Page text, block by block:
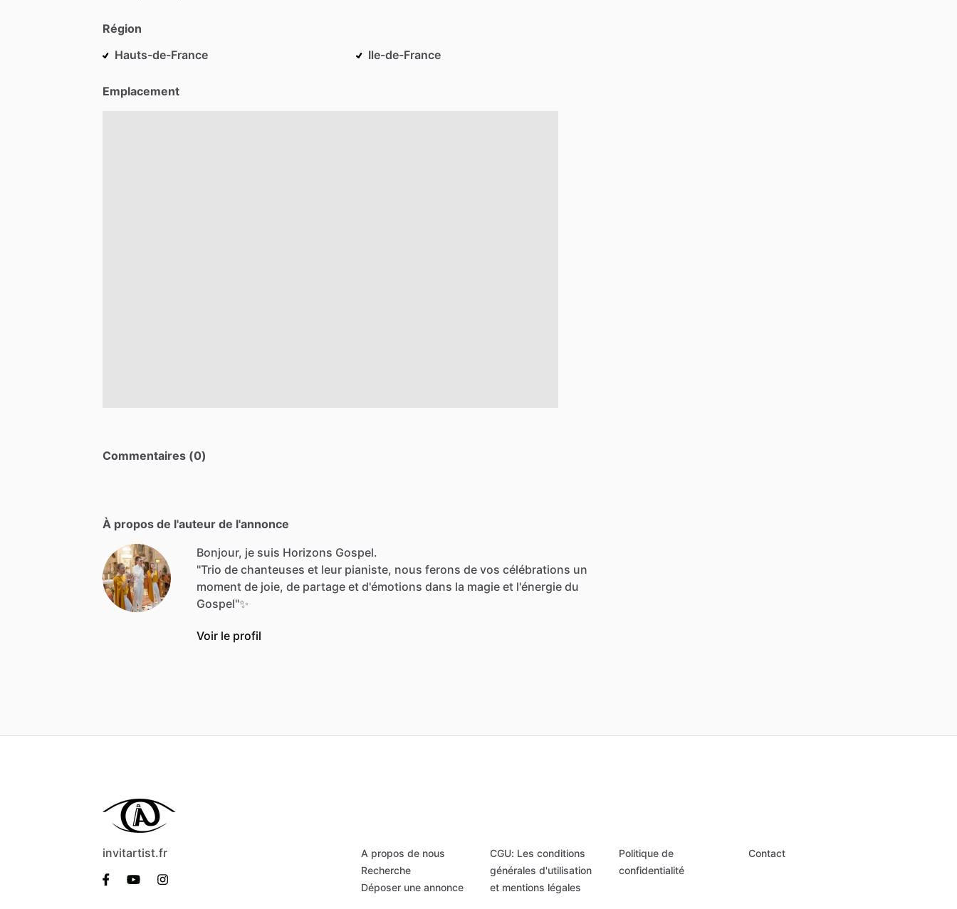
Région
Hauts-de-France
Ile-de-France
Emplacement
Commentaires (0)
À propos de l'auteur de l'annonce
Bonjour, je suis Horizons Gospel.
"Trio de chanteuses et leur pianiste, nous ferons de vos célébrations un
moment de joie, de partage et d'émotions dans la magie et l'énergie du
Gospel"✨
Voir le profil
invitartist.fr
A propos de nous
Recherche
Déposer une annonce
CGU: Les conditions
générales d'utilisation
et mentions légales
Politique de
confidentialité
Contact